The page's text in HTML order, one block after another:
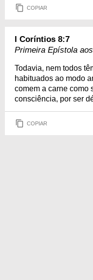
COPIAR
I Coríntios 8:7
Primeira Epístola
Todavia, nem todos
habituados ao modo
comem a carne como
consciência, por ser
COPIAR